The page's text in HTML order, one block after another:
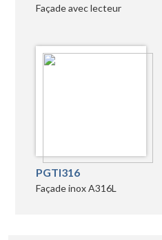
Façade avec lecteur
PGTI316
Façade inox A316L